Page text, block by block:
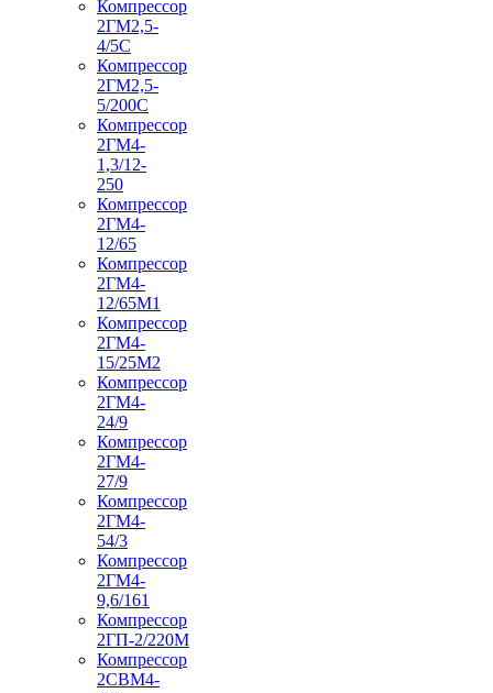
Компрессор
2ГМ2,5-
4/5С
Компрессор
2ГМ2,5-
5/200С
Компрессор
2ГМ4-
1,3/12-
250
Компрессор
2ГМ4-
12/65
Компрессор
2ГМ4-
12/65М1
Компрессор
2ГМ4-
15/25М2
Компрессор
2ГМ4-
24/9
Компрессор
2ГМ4-
27/9
Компрессор
2ГМ4-
54/3
Компрессор
2ГМ4-
9,6/161
Компрессор
2ГП-2/220М
Компрессор
2СВМ4-